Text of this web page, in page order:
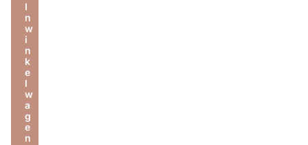
I
n
w
i
n
k
e
l
w
a
g
e
n